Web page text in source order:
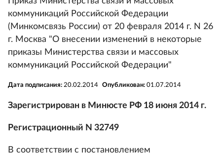
коммуникаций Российской Федерации
(Минкомсвязь России) от 20 февраля 2014 г. N 26
г. Москва "О внесении изменений в некоторые
приказы Министерства связи и массовых
коммуникаций Российской Федерации"
Дата подписания: 20.02.2014 Опубликован: 01.07.2014
Зарегистрирован в Минюсте РФ 18 июня 2014 г.
Регистрационный N 32749
В соответствии с постановлением